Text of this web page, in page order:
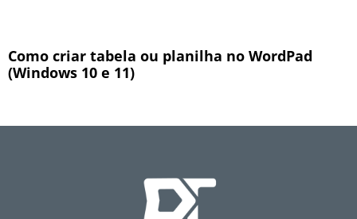
Como criar tabela ou planilha no WordPad
(Windows 10 e 11)